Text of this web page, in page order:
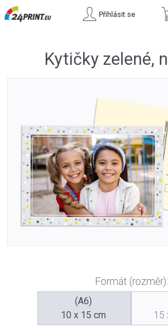
Přihlásit se
Kytičky zelené,
Formát (rozměr):
(A6)
10 x 15 cm
15